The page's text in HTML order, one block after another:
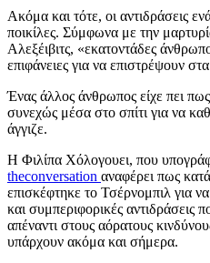
Ακόμα και τότε, οι αντιδράσεις
ποικίλες. Σύμφωνα με την
Αλεξέιβιτς, «εκατοντάδες
επιφάνειες για να επιστρέψουν
Ένας άλλος άνθρωπος είχε πει
συνεχώς μέσα στο σπίτι για να
άγγιζε.
Η Φιλίπα Χόλογουει, που
theconversation αναφέρει πως
επισκέφτηκε το Τσέρνομπιλ για
και συμπεριφορικές αντιδράσεις
απέναντι στους αόρατους
υπάρχουν ακόμα και σήμερα.